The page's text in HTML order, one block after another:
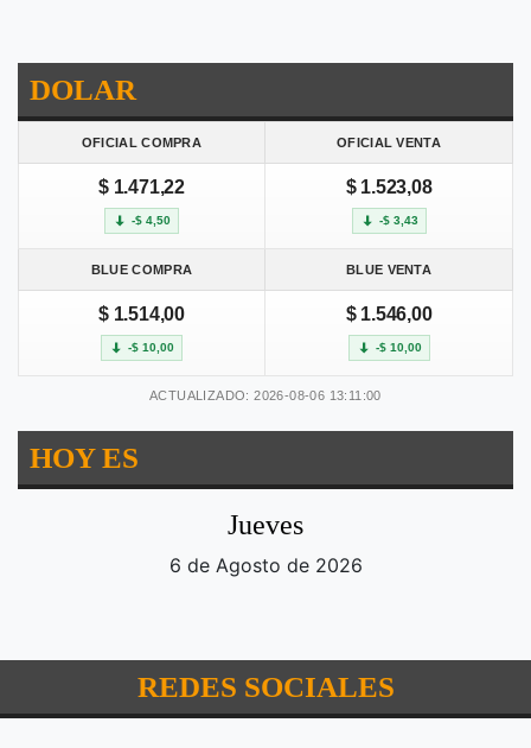
DOLAR
OFICIAL COMPRA OFICIAL VENTA
$ 1.471,22
-$ 4,50
$ 1.523,08
-$ 3,43
BLUE COMPRA BLUE VENTA
$ 1.514,00
-$ 10,00
$ 1.546,00
-$ 10,00
ACTUALIZADO: 2026-08-06 13:11:00
HOY ES
Jueves
6 de Agosto de 2026
REDES SOCIALES